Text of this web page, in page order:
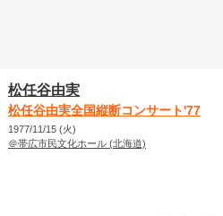
松任谷由実
松任谷由実全国縦断コンサート'77
1977/11/15 (火)
＠帯広市民文化ホール (北海道)